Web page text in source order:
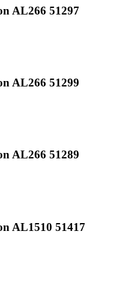
AL266 51297
AL266 51299
AL266 51289
AL1510 51417